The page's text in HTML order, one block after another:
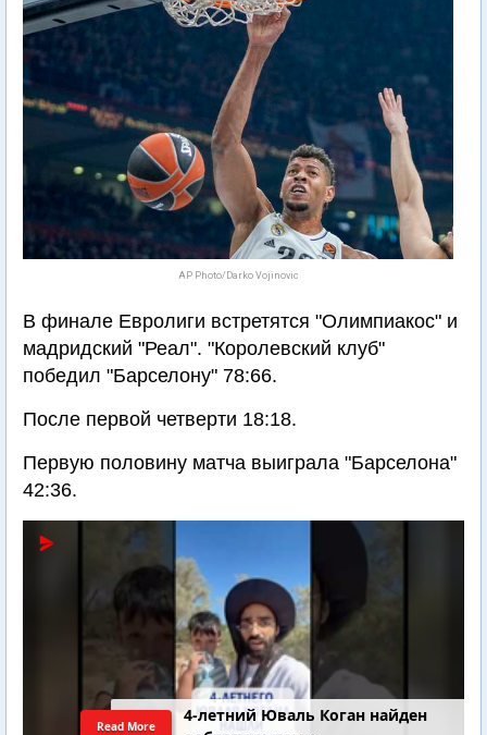
AP Photo/Darko Vojinovic
В финале Евролиги встретятся "Олимпиакос" и
мадридский "Реал". "Королевский клуб"
победил "Барселону" 78:66.
После первой четверти 18:18.
Первую половину матча выиграла "Барселона"
42:36.
4-летний Юваль Коган найден
Read More